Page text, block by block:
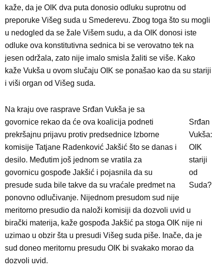
kaže, da je OIK dva puta donosio odluku suprotnu od
preporuke Višeg suda u Smederevu. Zbog toga što su mogli
u nedogled da se žale Višem sudu, a da OIK donosi iste
odluke ova konstitutivna sednica bi se verovatno tek na
jesen održala, zato nije imalo smisla žaliti se više. Kako
kaže Vukša u ovom slučaju OIK se ponašao kao da su stariji
i viši organ od Višeg suda.
Srđan
Vukša:
OIK
stariji
od
Suda?
Na kraju ove rasprave Srđan Vukša je sa
govornice rekao da će ova koalicija podneti
prekršajnu prijavu protiv predsednice Izborne
komisije Tatjane Radenković Jakšić što se danas i
desilo. Međutim još jednom se vratila za
govornicu gospođe Jakšić i pojasnila da su
presude suda bile takve da su vraćale predmet na
ponovno odlučivanje. Nijednom presudom sud nije
meritorno presudio da naloži komisiji da dozvoli uvid u
birački materija, kaže gospođa Jakšić pa stoga OIK nije ni
uzimao u obzir šta u presudi Višeg suda piše. Inače, da je
sud doneo meritornu presudu OIK bi svakako morao da
dozvoli uvid.